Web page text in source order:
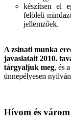
készítsen el
felöleli
jellemzőek.
A zsinati munka
javaslatait 2010.
tárgyaljuk meg, és
ünnepélyesen
Hívom és